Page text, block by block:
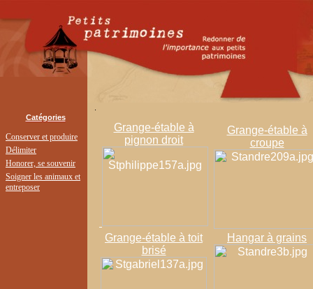
Catégories
Conserver et produire
Délimiter
Honorer, se souvenir
Soigner les animaux et
entreposer
Grange-étable à
pignon droit
Grange-étable à
croupe
Grange-étable à toit
brisé
Hangar à grains